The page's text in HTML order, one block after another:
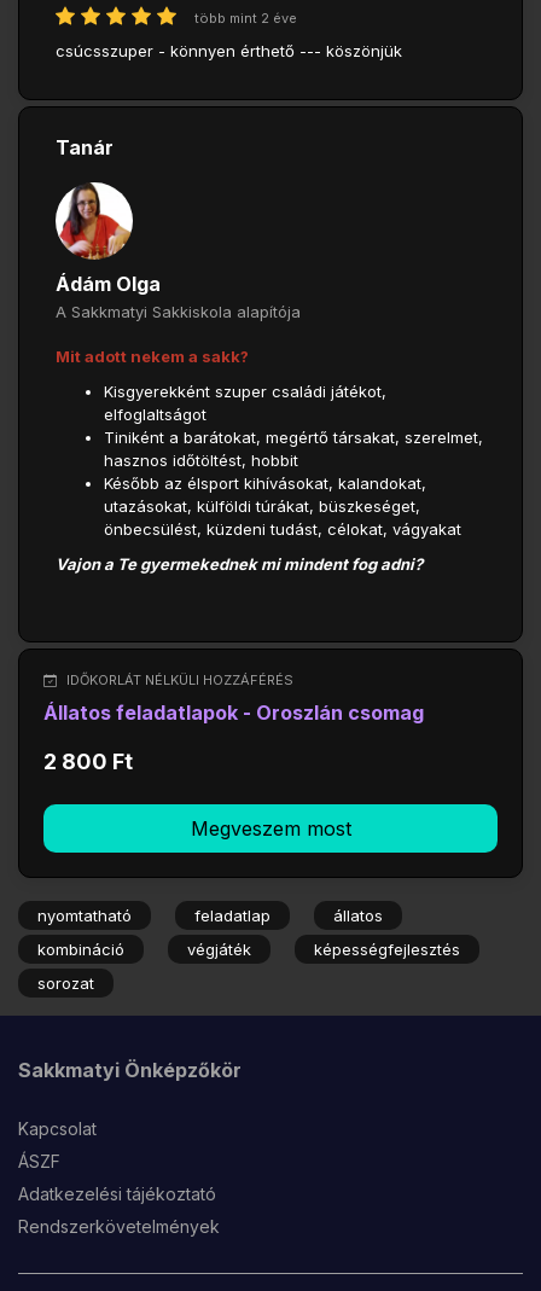
több mint 2 éve
csúcsszuper - könnyen érthető --- köszönjük
Tanár
Ádám Olga
A Sakkmatyi Sakkiskola alapítója
Mit adott nekem a sakk?
Kisgyerekként szuper családi játékot,
elfoglaltságot
Tiniként a barátokat, megértő társakat, szerelmet,
hasznos időtöltést, hobbit
Később az élsport kihívásokat, kalandokat,
utazásokat, külföldi túrákat, büszkeséget,
önbecsülést, küzdeni tudást, célokat, vágyakat
Vajon a Te gyermekednek mi mindent fog adni?
IDŐKORLÁT NÉLKÜLI HOZZÁFÉRÉS
Állatos feladatlapok - Oroszlán csomag
2 800 Ft
Megveszem most
nyomtatható feladatlap
állatos
kombináció
végjáték
képességfejlesztés
sorozat
Sakkmatyi Önképzőkör
Kapcsolat
ÁSZF
Adatkezelési tájékoztató
Rendszerkövetelmények